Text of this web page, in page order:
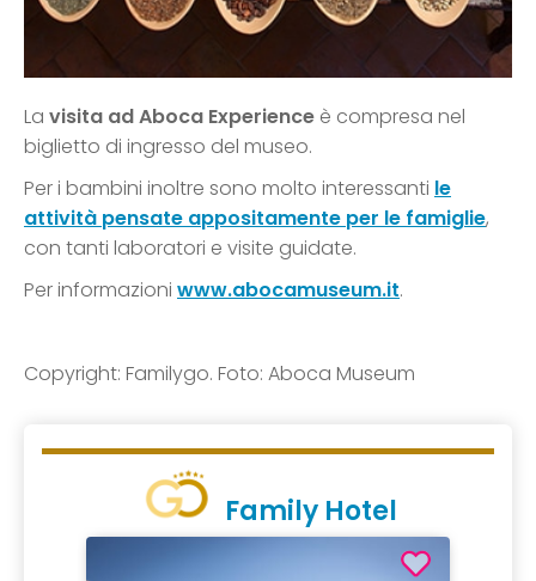
La visita ad Aboca Experience è compresa nel
biglietto di ingresso del museo.
Per i bambini inoltre sono molto interessanti le
attività pensate appositamente per le famiglie,
con tanti laboratori e visite guidate.
Per informazioni www.abocamuseum.it.
Copyright: Familygo. Foto: Aboca Museum
Family Hotel